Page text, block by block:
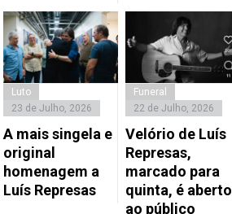
Luto
23 de Julho, 2026
A mais singela e
original
homenagem a
Luís Represas
Funeral
22 de Julho, 2026
Velório de Luís
Represas,
marcado para
quinta, é aberto
ao público